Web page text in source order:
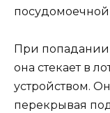
При
она стекает в
устройством.
перекрывая